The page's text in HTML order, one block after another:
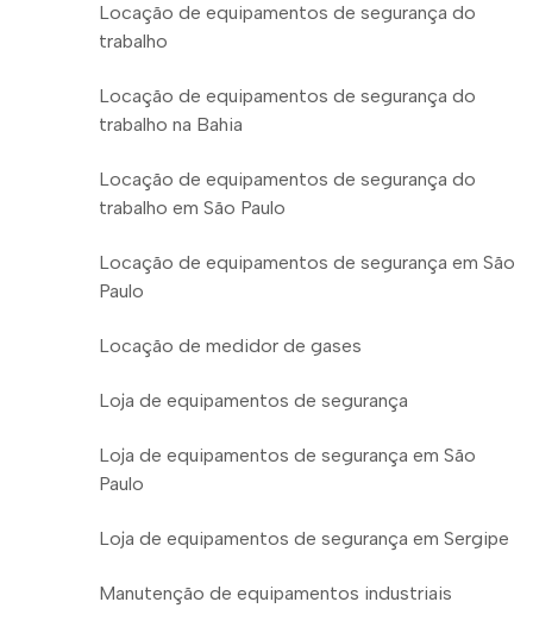
Locação de equipamentos de segurança do
trabalho
Locação de equipamentos de segurança do
trabalho na Bahia
Locação de equipamentos de segurança do
trabalho em São Paulo
Locação de equipamentos de segurança em São
Paulo
Locação de medidor de gases
Loja de equipamentos de segurança
Loja de equipamentos de segurança em São
Paulo
Loja de equipamentos de segurança em Sergipe
Manutenção de equipamentos industriais